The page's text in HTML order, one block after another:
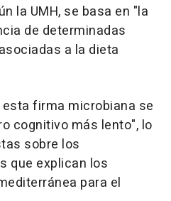
la UMH, se basa en "la
de determinadas
a la dieta
firma microbiana se
cognitivo más lento", lo
sobre los
que explican los
para el